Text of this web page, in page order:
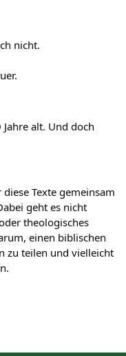
nicht.
alt. Und doch
Texte gemeinsam
geht es nicht
theologisches
einen biblischen
zu teilen und vielleicht